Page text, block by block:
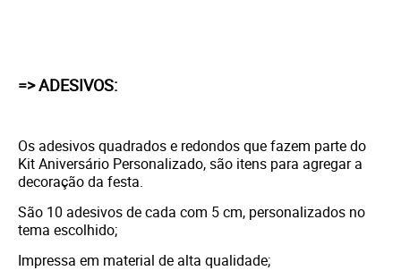
=> ADESIVOS:
Os adesivos quadrados e redondos que fazem parte do
Kit Aniversário Personalizado, são itens para agregar a
decoração da festa.
São 10 adesivos de cada com 5 cm, personalizados no
tema escolhido;
Impressa em material de alta qualidade;